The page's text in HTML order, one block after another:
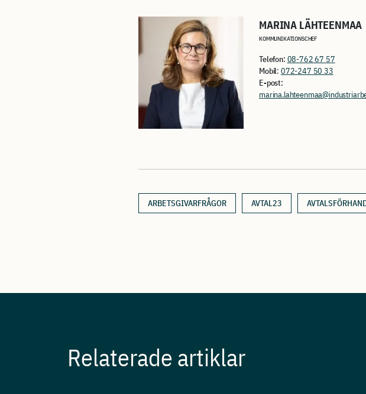
MARINA LÄHTEENMAA
KOMMUNIKATIONSCHEF
Telefon: 08-762 67 57
Mobil: 072-247 50 33
E-post:
ARBETSGIVARFRÅGOR AVTAL23
Relaterade artiklar